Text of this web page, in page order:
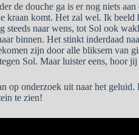
de douche ga is er nog niets
kraan komt. Het zal wel. Ik
steeds naar wens, tot Sol ook
binnen. Het stinkt inderdaad
zijn door alle bliksem van
Sol. Maar luister eens, hoor
op onderzoek uit naar het
te zien!